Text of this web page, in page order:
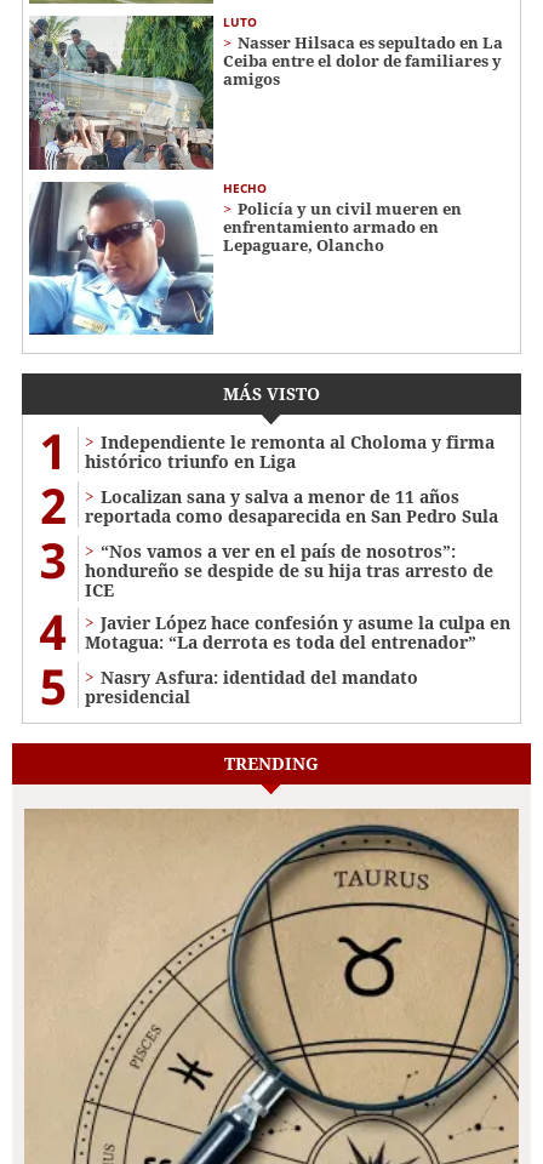
LUTO
Nasser Hilsaca es sepultado en La
Ceiba entre el dolor de familiares y
amigos
HECHO
Policía y un civil mueren en
enfrentamiento armado en
Lepaguare, Olancho
MÁS VISTO
1
Independiente le remonta al Choloma y firma
histórico triunfo en Liga
2
Localizan sana y salva a menor de 11 años
reportada como desaparecida en San Pedro Sula
3
“Nos vamos a ver en el país de nosotros”:
hondureño se despide de su hija tras arresto de
ICE
4
Javier López hace confesión y asume la culpa en
Motagua: “La derrota es toda del entrenador”
5
Nasry Asfura: identidad del mandato
presidencial
TRENDING